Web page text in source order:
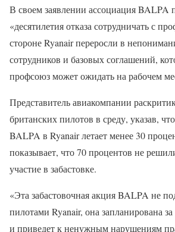
В своем заявлении ассоциация BALPA
«десятилетия отказа сотрудничать с
стороне Ryanair переросли в
сотрудников и базовых соглашений,
профсоюз может ожидать на рабочем
Представитель авиакомпании
британских пилотов в среду, указав,
BALPA в Ryanair летает менее 30
показывает, что 70 процентов не
участие в забастовке.
«Эта забастовочная акция BALPA не
пилотами Ryanair, она запланирована
и приведет к ненужным нарушениям